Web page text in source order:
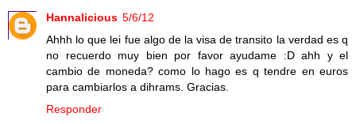
Hannalicious 5/6/12
Ahhh lo que lei fue algo de la visa de transito la verdad es q
no recuerdo muy bien por favor ayudame :D ahh y el
cambio de moneda? como lo hago es q tendre en euros
para cambiarlos a dihrams. Gracias.
Responder